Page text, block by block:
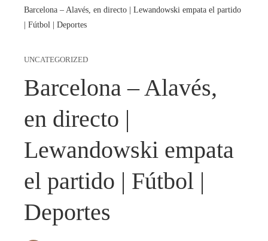
Barcelona – Alavés, en directo | Lewandowski empata el partido
| Fútbol | Deportes
UNCATEGORIZED
Barcelona – Alavés,
en directo |
Lewandowski empata
el partido | Fútbol |
Deportes